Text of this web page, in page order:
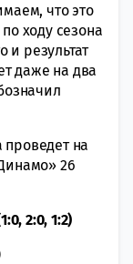
что это
ходу сезона
и результат
даже на два
на
26
2:0, 1:2)